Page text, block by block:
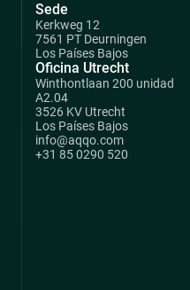
Sede
Kerkweg 12
7561 PT Deurningen
Los Países Bajos
Oficina Utrecht
Winthontlaan 200 unidad
A2.04
3526 KV Utrecht
Los Países Bajos
info@aqqo.com
+31 85 0290 520